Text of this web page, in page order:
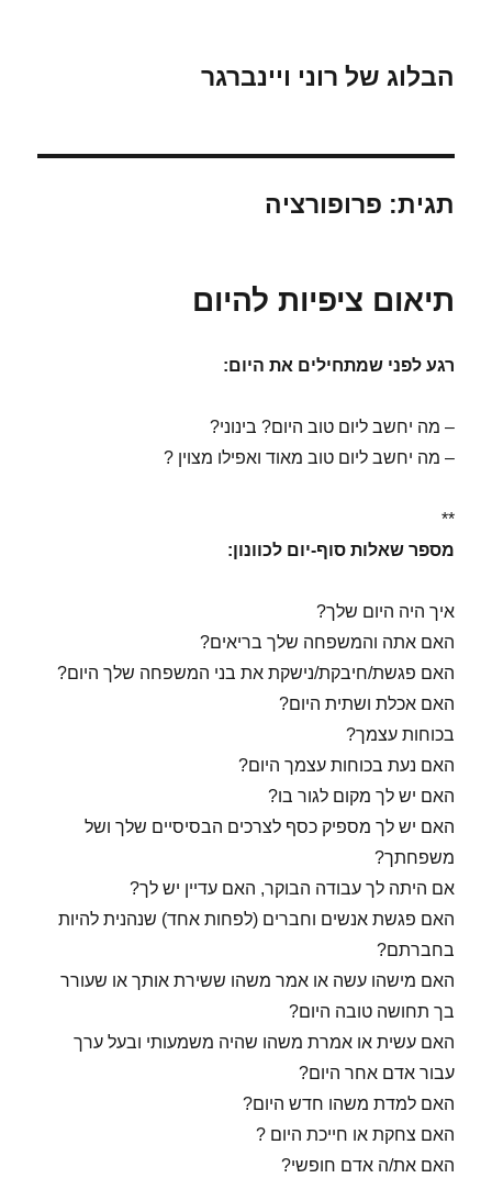
הבלוג של רוני ויינברגר
תגית: פרופורציה
תיאום ציפיות להיום
רגע לפני שמתחילים את היום:
– מה יחשב ליום טוב היום? בינוני?
– מה יחשב ליום טוב מאוד ואפילו מצוין ?
**
מספר שאלות סוף-יום לכוונון:
איך היה היום שלך?
האם אתה והמשפחה שלך בריאים?
האם פגשת/חיבקת/נישקת את בני המשפחה שלך היום?
האם אכלת ושתית היום?
בכוחות עצמך?
האם נעת בכוחות עצמך היום?
האם יש לך מקום לגור בו?
האם יש לך מספיק כסף לצרכים הבסיסיים שלך ושל
משפחתך?
אם היתה לך עבודה הבוקר, האם עדיין יש לך?
האם פגשת אנשים וחברים (לפחות אחד) שנהנית להיות
בחברתם?
האם מישהו עשה או אמר משהו ששירת אותך או שעורר
בך תחושה טובה היום?
האם עשית או אמרת משהו שהיה משמעותי ובעל ערך
עבור אדם אחר היום?
האם למדת משהו חדש היום?
האם צחקת או חייכת היום ?
האם את/ה אדם חופשי?